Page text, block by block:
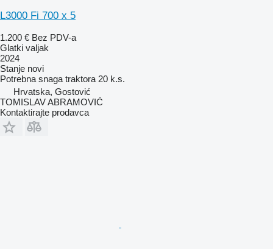
L3000 Fi 700 x 5
1.200 € Bez PDV-a
Glatki valjak
2024
Stanje novi
Potrebna snaga traktora 20 k.s.
Hrvatska, Gostović
TOMISLAV ABRAMOVIĆ
Kontaktirajte prodavca